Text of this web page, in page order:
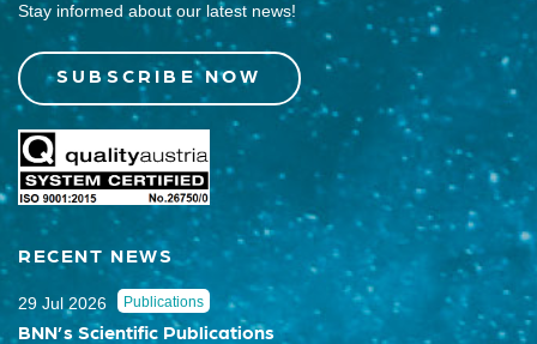
Stay informed about our latest news!
SUBSCRIBE NOW
RECENT NEWS
29 Jul 2026 Publications
BNN’s Scientific Publications